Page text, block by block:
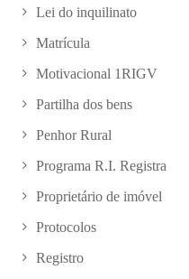
Lei do inquilinato
Matrícula
Motivacional 1RIGV
Partilha dos bens
Penhor Rural
Programa R.I. Registra
Proprietário de imóvel
Protocolos
Registro